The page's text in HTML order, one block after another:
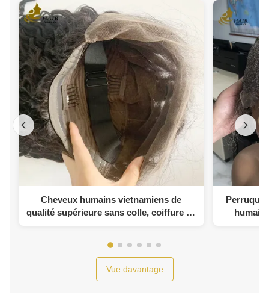
Cheveux humains vietnamiens de
qualité supérieure sans colle, coiffure en
Perruque
Vue davantage